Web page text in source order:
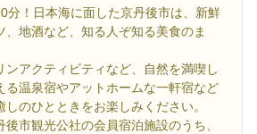
分！日本海に面した京丹後市は、新鮮
、地酒など、知る人ぞ知る美食のま
ンアクティビティなど、自然を満喫し
る温泉宿やアットホームな一軒宿など
のひとときをお楽しみください。
市観光公社の会員宿泊施設のうち、